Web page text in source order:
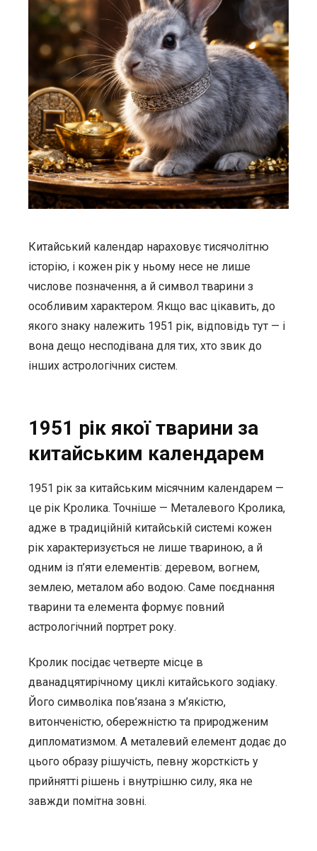
Китайський календар нараховує тисячолітню
історію, і кожен рік у ньому несе не лише
числове позначення, а й символ тварини з
особливим характером. Якщо вас цікавить, до
якого знаку належить 1951 рік, відповідь тут — і
вона дещо несподівана для тих, хто звик до
інших астрологічних систем.
1951 рік якої тварини за
китайським календарем
1951 рік за китайським місячним календарем —
це рік Кролика. Точніше — Металевого Кролика,
адже в традиційній китайській системі кожен
рік характеризується не лише твариною, а й
одним із п’яти елементів: деревом, вогнем,
землею, металом або водою. Саме поєднання
тварини та елемента формує повний
астрологічний портрет року.
Кролик посідає четверте місце в
дванадцятирічному циклі китайського зодіаку.
Його символіка пов’язана з м’якістю,
витонченістю, обережністю та природженим
дипломатизмом. А металевий елемент додає до
цього образу рішучість, певну жорсткість у
прийнятті рішень і внутрішню силу, яка не
завжди помітна зовні.